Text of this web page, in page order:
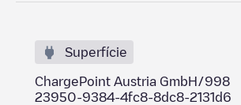
Superfície
ChargePoint Austria GmbH/998
23950-9384-4fc8-8dc8-2131d6